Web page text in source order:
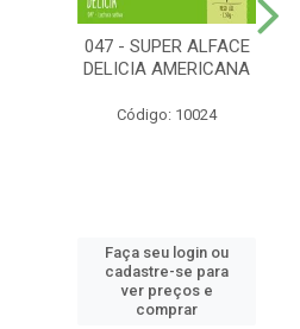
047 - SUPER ALFACE
DELICIA AMERICANA
Código: 10024
Faça seu login ou
cadastre-se para
ver preços e
comprar